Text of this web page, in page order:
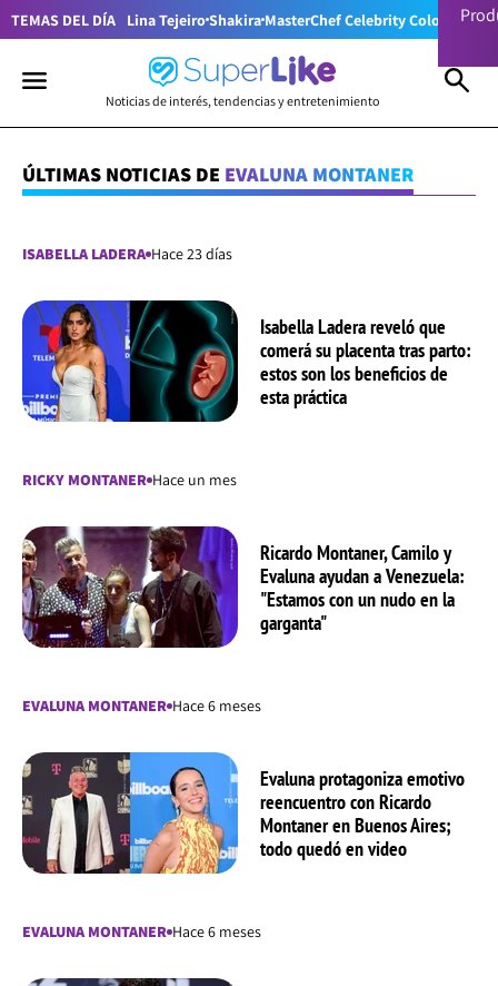
TEMAS DEL DÍA Lina TejeiroShakira MasterChef Celebrity Colombia
Noticias de interés, tendencias y entretenimiento
ÚLTIMAS NOTICIAS DE EVALUNA MONTANER
ISABELLA LADERA Hace 23 días
Isabella Ladera reveló que
comerá su placenta tras parto:
estos son los beneficios de
esta práctica
RICKY MONTANER Hace un mes
Ricardo Montaner, Camilo y
Evaluna ayudan a Venezuela:
"Estamos con un nudo en la
garganta"
EVALUNA MONTANER Hace 6 meses
Evaluna protagoniza emotivo
reencuentro con Ricardo
Montaner en Buenos Aires;
todo quedó en video
EVALUNA MONTANER Hace 6 meses